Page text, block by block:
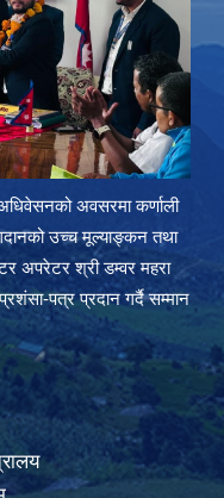
अवसरमा कर्णाली
उच्च मूल्याङ्कन तथा
अपरेटर श्री डम्वर महरा
पत्र प्रदान गर्दै सम्मान